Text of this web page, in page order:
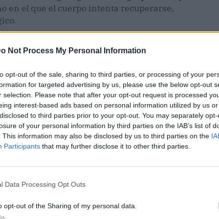
Not Process My Personal Information
opt-out of the sale, sharing to third parties, or processing of your
for targeted advertising by us, please use the below opt-out
selection. Please note that after your opt-out request is processed
interest-based ads based on personal information utilized by us
to third parties prior to your opt-out. You may separately
of your personal information by third parties on the IAB’s list of
This information may also be disclosed by us to third parties on the
Participants that may further disclose it to other third parties.
Data Processing Opt Outs
opt-out of the Sharing of my personal data.
en el que el cuerpo intenta recuperarse,
uno de los procesos a los que pocas veces se
todo, no solo pensando en el acto en sí,
cada vez más conocido en la biomedicina
que afectan lasaluda lo largo de la
ambiental. El concepto está ganando
ayuda a explicar por qué dos personas con
completamente diferente.